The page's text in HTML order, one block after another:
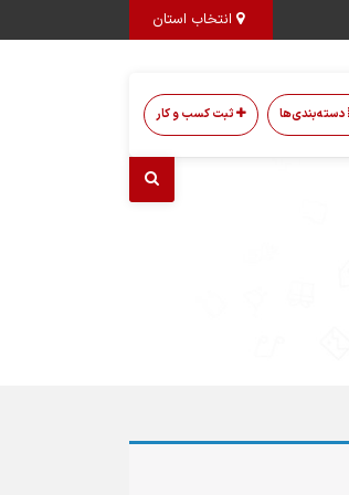
دسته‌بندی‌ها ثبت کسب و کار